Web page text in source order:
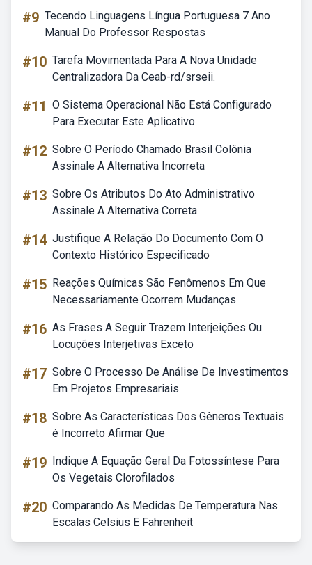
#9 Tecendo Linguagens Língua Portuguesa 7 Ano
Manual Do Professor Respostas
#10 Tarefa Movimentada Para A Nova Unidade
Centralizadora Da Ceab-rd/srseii.
#11 O Sistema Operacional Não Está Configurado
Para Executar Este Aplicativo
#12 Sobre O Período Chamado Brasil Colônia
Assinale A Alternativa Incorreta
#13 Sobre Os Atributos Do Ato Administrativo
Assinale A Alternativa Correta
#14 Justifique A Relação Do Documento Com O
Contexto Histórico Especificado
#15 Reações Químicas São Fenômenos Em Que
Necessariamente Ocorrem Mudanças
#16 As Frases A Seguir Trazem Interjeições Ou
Locuções Interjetivas Exceto
#17 Sobre O Processo De Análise De Investimentos
Em Projetos Empresariais
#18 Sobre As Características Dos Gêneros Textuais
é Incorreto Afirmar Que
#19 Indique A Equação Geral Da Fotossíntese Para
Os Vegetais Clorofilados
#20 Comparando As Medidas De Temperatura Nas
Escalas Celsius E Fahrenheit